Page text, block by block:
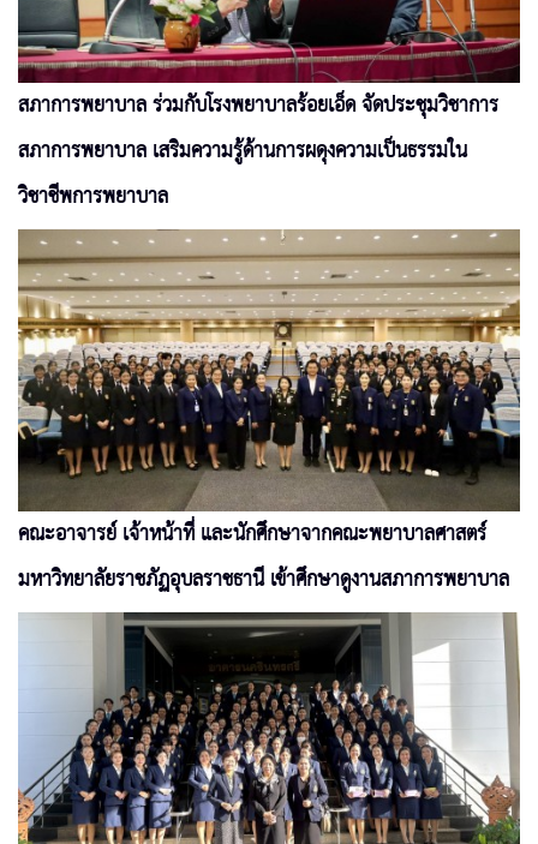
สภาการพยาบาล ร่วมกับโรงพยาบาลร้อยเอ็ด จัดประชุมวิชาการ
สภาการพยาบาล เสริมความรู้ด้านการผดุงความเป็นธรรมใน
วิชาชีพการพยาบาล
คณะอาจารย์ เจ้าหน้าที่ และนักศึกษาจากคณะพยาบาลศาสตร์
มหาวิทยาลัยราชภัฏอุบลราชธานี เข้าศึกษาดูงานสภาการพยาบาล